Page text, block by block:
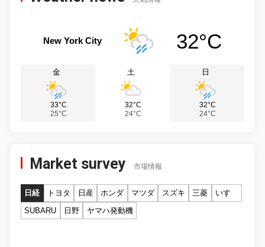
New York City 32°C
金
33°C
25°C
土
32°C
24°C
日
32°C
24°C
Market survey 市場情報
日経 トヨタ 日産 ホンダ マツダ スズキ 三菱
いすゞ
SUBARU
日野 ヤマハ発動機